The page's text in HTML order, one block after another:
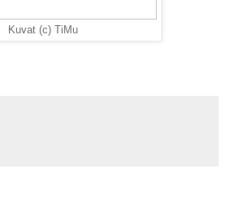
Kuvat (c) TiMu